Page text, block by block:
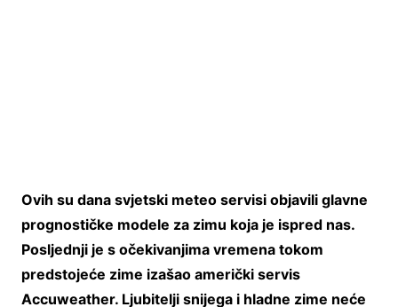
Ovih su dana svjetski meteo servisi objavili glavne
prognostičke modele za zimu koja je ispred nas.
Posljednji je s očekivanjima vremena tokom
predstojeće zime izašao američki servis
Accuweather. Ljubitelji snijega i hladne zime neće